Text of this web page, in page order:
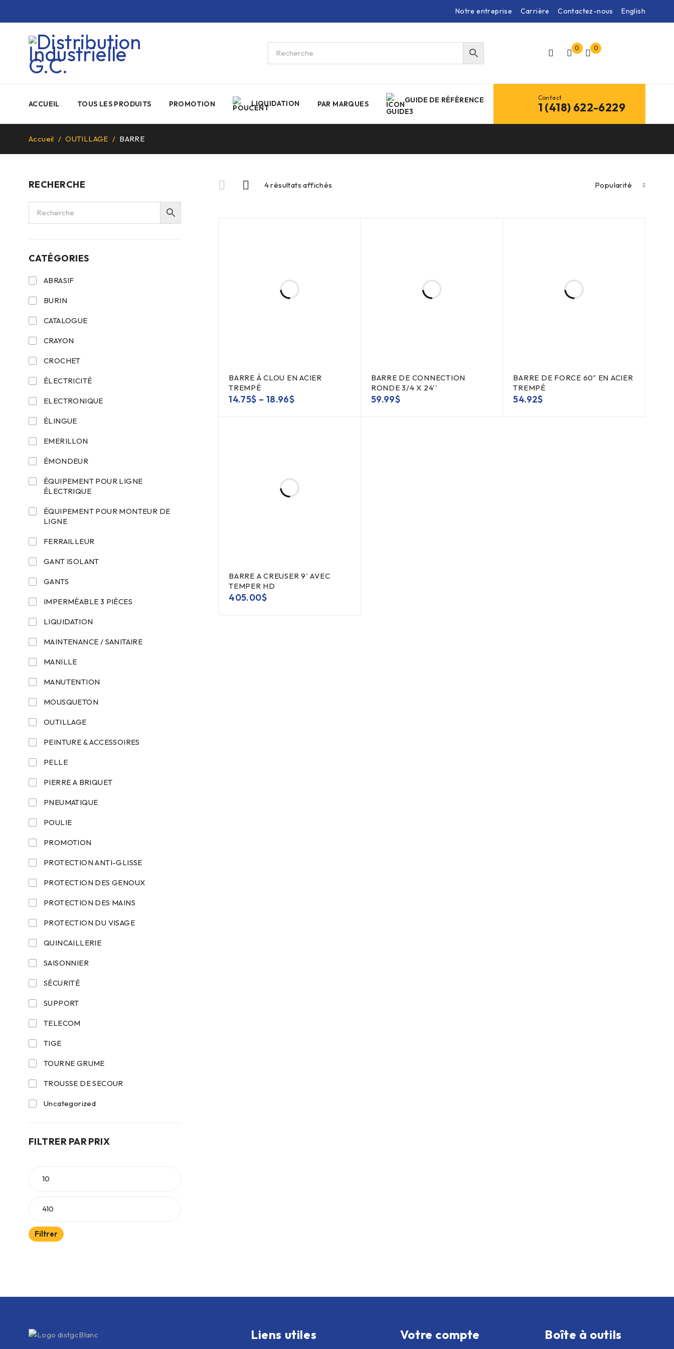
Notre entreprise Carrière Contactez-nous English
0 0
ACCUEIL TOUS LES PRODUITS PROMOTION LIQUIDATION PAR MARQUES GUIDE DE RÉFÉRENCE Contact
1 (418) 622-6229
Accueil / OUTILLAGE / BARRE
RECHERCHE
CATÉGORIES
ABRASIF
BURIN
CATALOGUE
CRAYON
CROCHET
ÉLECTRICITÉ
ELECTRONIQUE
ÉLINGUE
EMERILLON
ÉMONDEUR
ÉQUIPEMENT POUR LIGNE
ÉLECTRIQUE
ÉQUIPEMENT POUR MONTEUR DE
LIGNE
FERRAILLEUR
GANT ISOLANT
GANTS
IMPERMÉABLE 3 PIÈCES
LIQUIDATION
MAINTENANCE / SANITAIRE
MANILLE
MANUTENTION
MOUSQUETON
OUTILLAGE
PEINTURE & ACCESSOIRES
PELLE
PIERRE A BRIQUET
PNEUMATIQUE
POULIE
PROMOTION
PROTECTION ANTI-GLISSE
PROTECTION DES GENOUX
PROTECTION DES MAINS
PROTECTION DU VISAGE
QUINCAILLERIE
SAISONNIER
SÉCURITÉ
SUPPORT
TELECOM
TIGE
TOURNE GRUME
TROUSSE DE SECOUR
Uncategorized
FILTRER PAR PRIX
Filtrer
4 résultats affichés Popularité
BARRE À CLOU EN ACIER
TREMPÉ
14.75$ – 18.96$
BARRE DE CONNECTION
RONDE 3/4 X 24''
59.99$
BARRE DE FORCE 60" EN ACIER
TREMPÉ
54.92$
BARRE A CREUSER 9' AVEC
TEMPER HD
405.00$
Liens utiles Votre compte Boîte à outils